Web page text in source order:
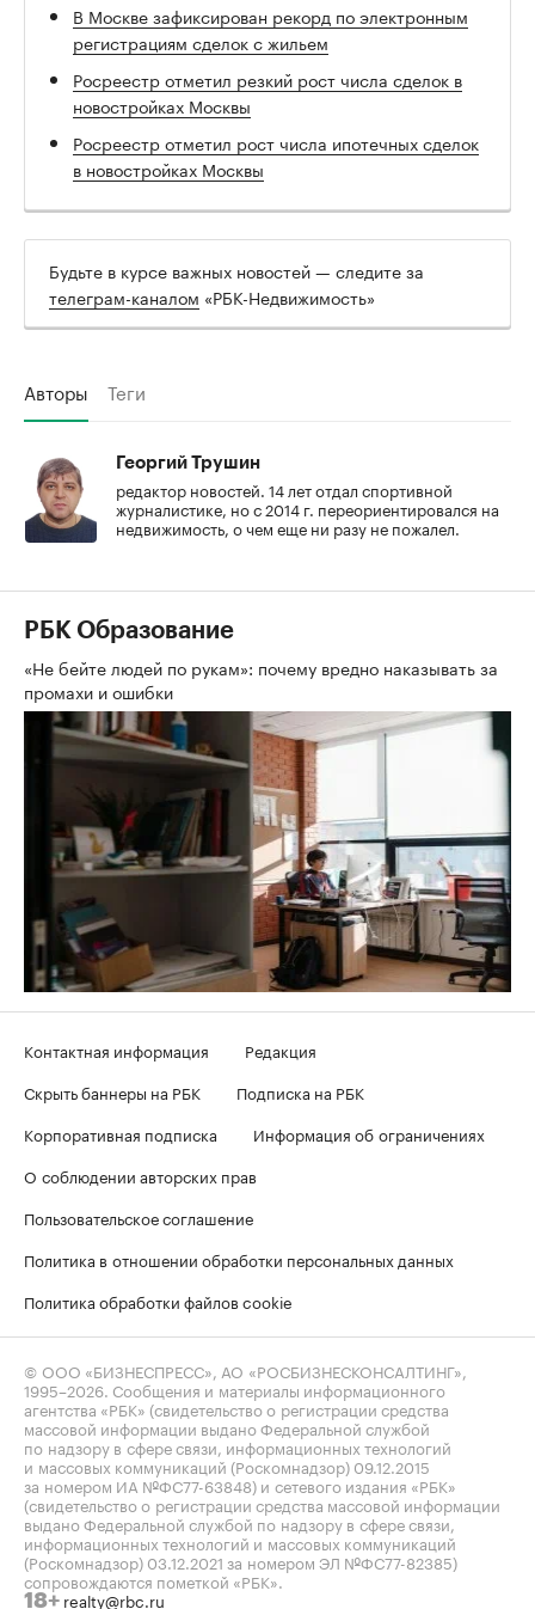
В Москве зафиксирован рекорд по электронным
регистрациям сделок с жильем
Росреестр отметил резкий рост числа сделок в
новостройках Москвы
Росреестр отметил рост числа ипотечных сделок
в новостройках Москвы
Будьте в курсе важных новостей — следите за
телеграм-каналом «РБК-Недвижимость»
Авторы Теги
Георгий Трушин
редактор новостей. 14 лет отдал спортивной
журналистике, но с 2014 г. переориентировался на
недвижимость, о чем еще ни разу не пожалел.
РБК Образование
«Не бейте людей по рукам»: почему вредно наказывать за
промахи и ошибки
Контактная информация
Редакция
Скрыть баннеры на РБК
Подписка на РБК
Корпоративная подписка
Информация об ограничениях
О соблюдении авторских прав
Пользовательское соглашение
Политика в отношении обработки персональных данных
Политика обработки файлов cookie
© ООО «БИЗНЕСПРЕСС», АО «РОСБИЗНЕСКОНСАЛТИНГ»,
1995–2026 . Сообщения и материалы информационного
агентства «РБК» (свидетельство о регистрации средства
массовой информации выдано Федеральной службой
по надзору в сфере связи, информационных технологий
и массовых коммуникаций (Роскомнадзор) 09.12.2015
за номером ИА №ФС77-63848) и сетевого издания «РБК»
(свидетельство о регистрации средства массовой информации
выдано Федеральной службой по надзору в сфере связи,
информационных технологий и массовых коммуникаций
(Роскомнадзор) 03.12.2021 за номером ЭЛ №ФС77-82385)
сопровождаются пометкой «РБК».
18+ realty@rbc.ru